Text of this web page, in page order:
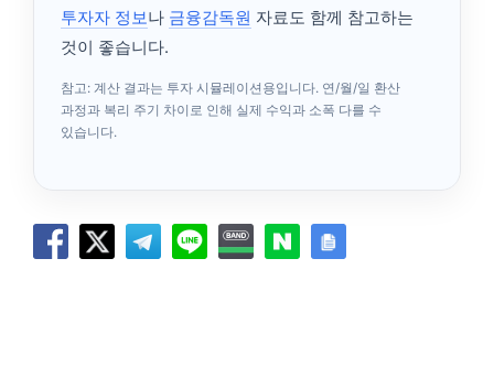
투자자 정보나 금융감독원 자료도 함께 참고하는
것이 좋습니다.
참고: 계산 결과는 투자 시뮬레이션용입니다. 연/월/일 환산
과정과 복리 주기 차이로 인해 실제 수익과 소폭 다를 수
있습니다.